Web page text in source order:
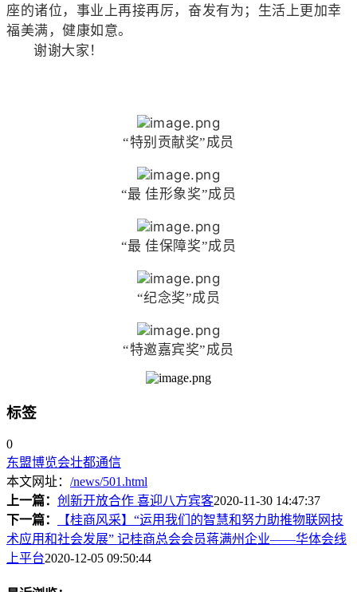
座的诸位，事业上再接再厉，奋发有为；生活上更加幸
福美满，健康如意。
谢谢大家！
“特别贡献奖”成员
“最 佳形象奖”成员
“最 佳保障奖”成员
“纪念奖”成员
“特邀嘉宾奖”成员
标签
0
东盟博览会壮都通信
本文网址： /news/501.html
上一篇： 创新开放合作 喜迎八方宾客2020-11-30 14:47:37
下一篇：
【桂商风采】“运用我们的智慧和努力助推物联网技
术应用和社会发展” 记桂商总会会员蒋满州企业——华体会线
上平台2020-12-05 09:50:44